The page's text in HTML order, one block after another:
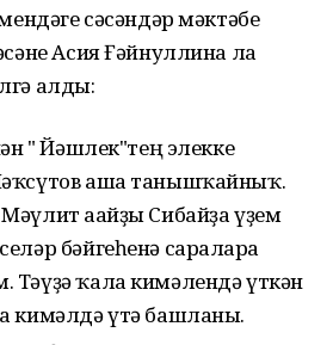
сәсәндәр мәктәбе
Асия Ғәйнуллина ла
алды:
" Йәшлек"тең элекке
аша танышҡайныҡ.
ағайҙы Сибайҙа үҙем
бәйгеһенә сараларға
ҡала кимәлендә үткән
кимәлдә үтә башланы.